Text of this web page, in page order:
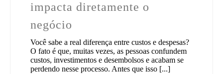
impacta diretamente o
negócio
Você sabe a real diferença entre custos e despesas?
O fato é que, muitas vezes, as pessoas confundem
custos, investimentos e desembolsos e acabam se
perdendo nesse processo. Antes que isso [...]